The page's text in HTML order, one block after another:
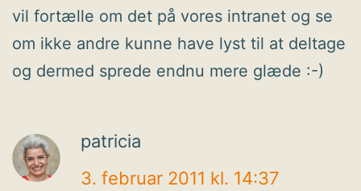
vil fortælle om det på vores intranet og se
om ikke andre kunne have lyst til at deltage
og dermed sprede endnu mere glæde :-)
patricia
3. februar 2011 kl. 14:37